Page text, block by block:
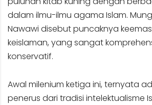
dalam ilmu-ilmu agama Islam.
Nawawi disebut puncaknya
keislaman, yang sangat
konservatif.
Awal milenium ketiga ini, ternyata
penerus dari tradisi intelektualisme